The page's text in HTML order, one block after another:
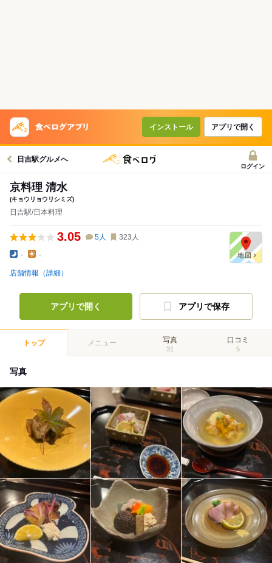
インストール アプリで開く
日吉駅グルメへ
ログイン
京料理 清水
(キョウリョウリシミズ)
日吉駅/日本料理
3.05 5人 323 人
- -
店舗情報（詳細）
アプリで開く アプリで保存
トップ メニュー 写真
31
口コミ
5
写真